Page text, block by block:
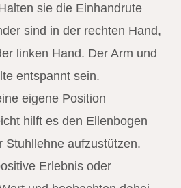
sie die Einhandrute
sind in der rechten Hand,
linken Hand. Der Arm und
entspannt sein.
eigene Position
hilft es den Ellenbogen
Stuhllehne aufzustützen.
Erlebnis oder